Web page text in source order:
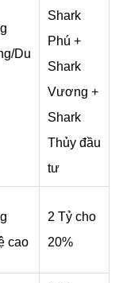
Du
Shark
Phú +
Shark
Vương +
Shark
Thủy đầu
tư
cao
2 Tỷ cho
20%